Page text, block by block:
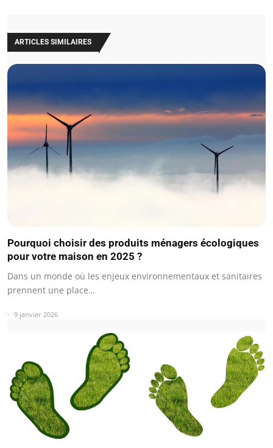
ARTICLES SIMILAIRES
Pourquoi choisir des produits ménagers écologiques
pour votre maison en 2025 ?
Dans un monde où les enjeux environnementaux et sanitaires
prennent une place…
9 janvier 2026